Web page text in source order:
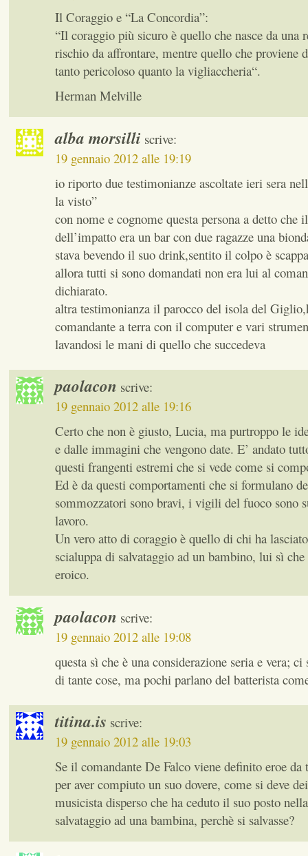
Il Coraggio e “La Concordia”:
“Il coraggio più sicuro è quello che nasce da una
rischio da affrontare, mentre quello che proviene
tanto pericoloso quanto la vigliaccheria“.
Herman Melville
alba morsilli scrive:
19 gennaio 2012 alle 19:19
io riporto due testimonianze ascoltate ieri sera
la visto”
con nome e cognome questa persona a detto che
dell’impatto era un bar con due ragazze una
stava bevendo il suo drink,sentito il colpo è
allora tutti si sono domandati non era lui al
dichiarato.
altra testimonianza il parocco del isola del
comandante a terra con il computer e vari
lavandosi le mani di quello che succedeva
paolacon scrive:
19 gennaio 2012 alle 19:16
Certo che non è giusto, Lucia, ma purtroppo le
e dalle immagini che vengono date. E’ andato
questi frangenti estremi che si vede come si
Ed è da questi comportamenti che si formulano
sommozzatori sono bravi, i vigili del fuoco sono
lavoro.
Un vero atto di coraggio è quello di chi ha
scialuppa di salvataggio ad un bambino, lui sì
eroico.
paolacon scrive:
19 gennaio 2012 alle 19:08
questa sì che è una considerazione seria e vera;
di tante cose, ma pochi parlano del batterista
titina.is scrive:
19 gennaio 2012 alle 19:03
Se il comandante De Falco viene definito eroe
per aver compiuto un suo dovere, come si deve
musicista disperso che ha ceduto il suo posto
salvataggio ad una bambina, perchè si salvasse?